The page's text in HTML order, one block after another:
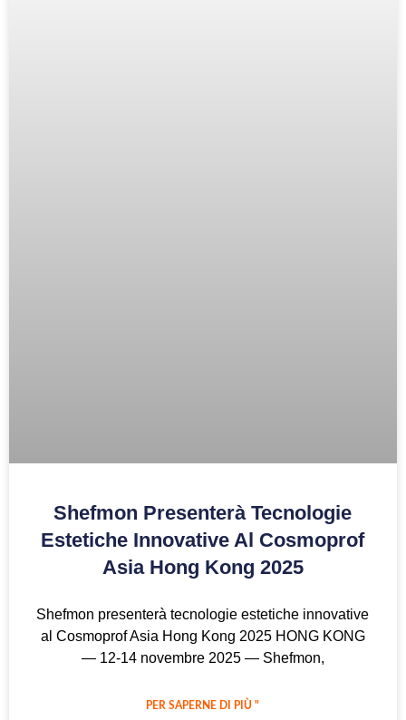
Shefmon Presenterà Tecnologie
Estetiche Innovative Al Cosmoprof
Asia Hong Kong 2025
Shefmon presenterà tecnologie estetiche innovative
al Cosmoprof Asia Hong Kong 2025 HONG KONG
— 12-14 novembre 2025 — Shefmon,
PER SAPERNE DI PIÙ "